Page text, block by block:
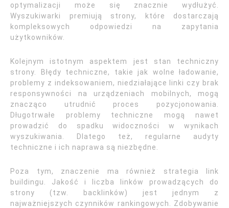
optymalizacji może się znacznie wydłużyć.
Wyszukiwarki premiują strony, które dostarczają
kompleksowych odpowiedzi na zapytania
użytkowników.
Kolejnym istotnym aspektem jest stan techniczny
strony. Błędy techniczne, takie jak wolne ładowanie,
problemy z indeksowaniem, niedziałające linki czy brak
responsywności na urządzeniach mobilnych, mogą
znacząco utrudnić proces pozycjonowania.
Długotrwałe problemy techniczne mogą nawet
prowadzić do spadku widoczności w wynikach
wyszukiwania. Dlatego też, regularne audyty
techniczne i ich naprawa są niezbędne.
Poza tym, znaczenie ma również strategia link
buildingu. Jakość i liczba linków prowadzących do
strony (tzw. backlinków) jest jednym z
najważniejszych czynników rankingowych. Zdobywanie